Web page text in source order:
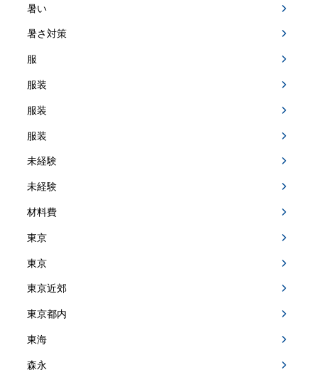
暑い
暑さ対策
服
服装
服装
服装
未経験
未経験
材料費
東京
東京
東京近郊
東京都内
東海
森永